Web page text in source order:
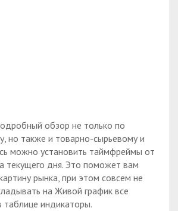
обзор не только по
но также и товарно-сырьевому и
можно установить таймфреймы от
текущего дня. Это поможет вам
рынка, при этом совсем не
на Живой график все
таблице индикаторы.